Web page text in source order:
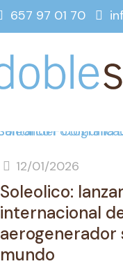
657 97 01 70
12/01/2026
Soleolico:
internacional
aerogenerador
mundo